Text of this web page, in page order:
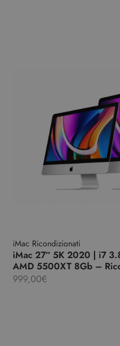
iMac Ricondizionati
iMac 27″ 5K 2020 | i7
AMD 5500XT 8Gb –
999,00€